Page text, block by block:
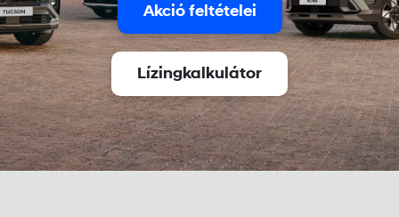
Akció feltételei
Lízingkalkulátor